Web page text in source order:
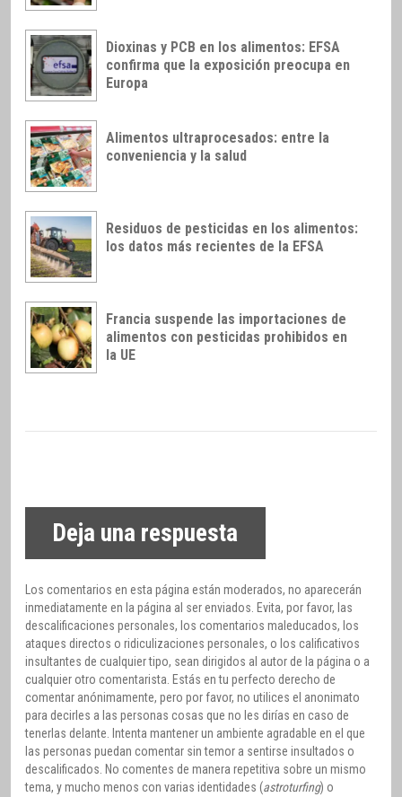
Dioxinas y PCB en los alimentos: EFSA
confirma que la exposición preocupa en
Europa
Alimentos ultraprocesados: entre la
conveniencia y la salud
Residuos de pesticidas en los alimentos:
los datos más recientes de la EFSA
Francia suspende las importaciones de
alimentos con pesticidas prohibidos en
la UE
Deja una respuesta
Los comentarios en esta página están moderados, no aparecerán
inmediatamente en la página al ser enviados. Evita, por favor, las
descalificaciones personales, los comentarios maleducados, los
ataques directos o ridiculizaciones personales, o los calificativos
insultantes de cualquier tipo, sean dirigidos al autor de la página o a
cualquier otro comentarista. Estás en tu perfecto derecho de
comentar anónimamente, pero por favor, no utilices el anonimato
para decirles a las personas cosas que no les dirías en caso de
tenerlas delante. Intenta mantener un ambiente agradable en el que
las personas puedan comentar sin temor a sentirse insultados o
descalificados. No comentes de manera repetitiva sobre un mismo
tema, y mucho menos con varias identidades (astroturfing) o